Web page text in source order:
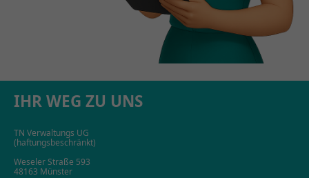
0251 97160
IHR WEG ZU UNS
TN Verwaltungs UG
(haftungsbeschränkt)
Weseler Straße 593
48163 Münster